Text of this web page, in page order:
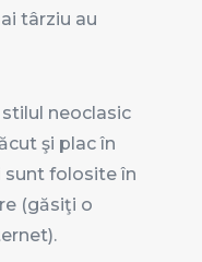
târziu au
neoclasic
şi plac în
sunt folosite în
(găsiţi o